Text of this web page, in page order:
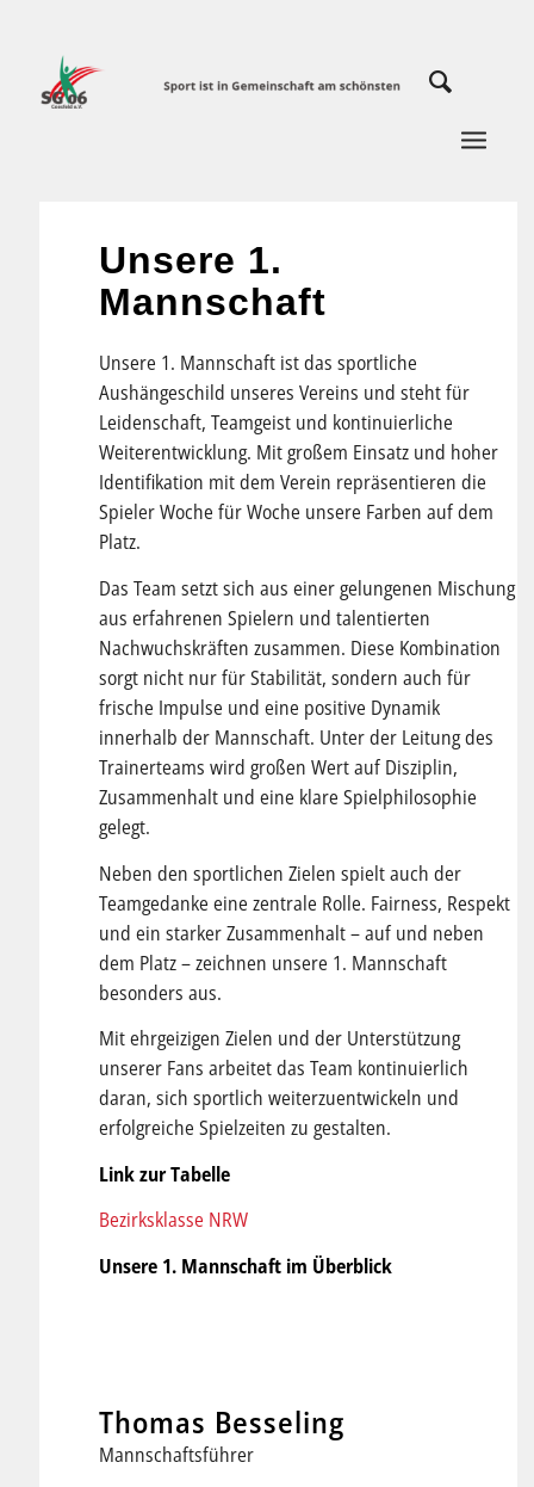
Unsere 1.
Mannschaft
Unsere 1. Mannschaft ist das sportliche
Aushängeschild unseres Vereins und steht für
Leidenschaft, Teamgeist und kontinuierliche
Weiterentwicklung. Mit großem Einsatz und hoher
Identifikation mit dem Verein repräsentieren die
Spieler Woche für Woche unsere Farben auf dem
Platz.
Das Team setzt sich aus einer gelungenen Mischung
aus erfahrenen Spielern und talentierten
Nachwuchskräften zusammen. Diese Kombination
sorgt nicht nur für Stabilität, sondern auch für
frische Impulse und eine positive Dynamik
innerhalb der Mannschaft. Unter der Leitung des
Trainerteams wird großen Wert auf Disziplin,
Zusammenhalt und eine klare Spielphilosophie
gelegt.
Neben den sportlichen Zielen spielt auch der
Teamgedanke eine zentrale Rolle. Fairness, Respekt
und ein starker Zusammenhalt – auf und neben
dem Platz – zeichnen unsere 1. Mannschaft
besonders aus.
Mit ehrgeizigen Zielen und der Unterstützung
unserer Fans arbeitet das Team kontinuierlich
daran, sich sportlich weiterzuentwickeln und
erfolgreiche Spielzeiten zu gestalten.
Link zur Tabelle
Bezirksklasse NRW
Unsere 1. Mannschaft im Überblick
Thomas Besseling
Mannschaftsführer